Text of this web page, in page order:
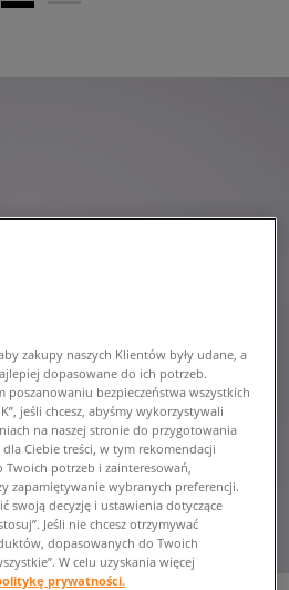
zakupy naszych Klientów były udane, a
dopasowane do ich potrzeb.
poszanowaniu bezpieczeństwa wszystkich
jeśli chcesz, abyśmy wykorzystywali
na naszej stronie do przygotowania
Ciebie treści, w tym rekomendacji
potrzeb i zainteresowań,
zapamiętywanie wybranych preferencji.
swoją decyzję i ustawienia dotyczące
Jeśli nie chcesz otrzymywać
dopasowanych do Twoich
W celu uzyskania więcej
prywatności.